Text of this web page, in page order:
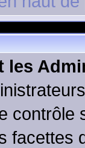
les
contrôle
facettes